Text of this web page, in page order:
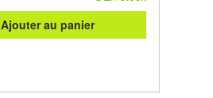
Ajouter au panier